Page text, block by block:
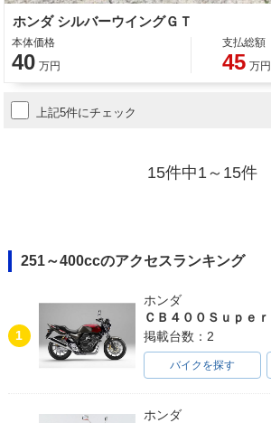
ホンダ シルバーウイングＧＴ
本体価格
40 万円
支払総額
45 万円
上記5件にチェック
15件中1～15件
251～400ccのアクセスランキング
1
ホンダ
掲載台数：2
バイクを探す
ホンダ